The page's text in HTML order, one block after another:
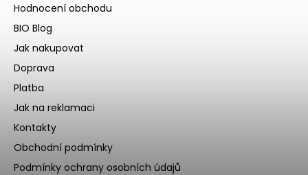
Hodnocení obchodu
BIO Blog
Jak nakupovat
Doprava
Platba
Jak na reklamaci
Kontakty
Obchodní podmínky
Podmínky ochrany osobních údajů